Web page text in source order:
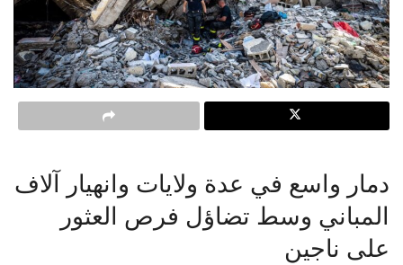
دمار واسع في عدة ولايات وانهيار آلاف
المباني وسط تضاؤل فرص العثور
على ناجين